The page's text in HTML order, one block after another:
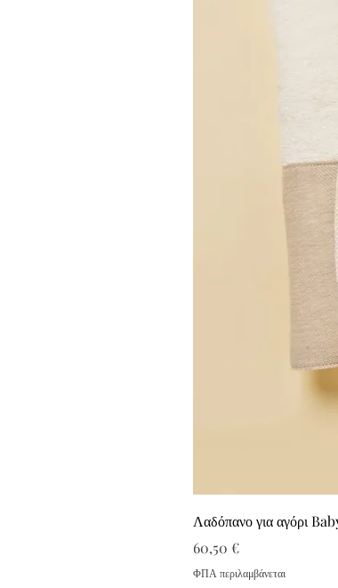
Λαδόπανο για αγόρι
Τιμή
60,50 €
ΦΠΑ περιλαμβάνεται